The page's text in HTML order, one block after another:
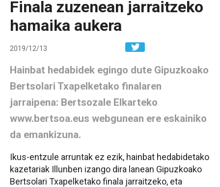
Finala zuzenean jarraitzeko
hamaika aukera
2019/12/13
Hainbat hedabidek egingo dute Gipuzkoako
Bertsolari Txapelketako finalaren
jarraipena: Bertsozale Elkarteko
www.bertsoa.eus webgunean ere eskainiko
da emankizuna.
Ikus-entzule arruntak ez ezik, hainbat hedabidetako
kazetariak Illunben izango dira lanean Gipuzkoako
Bertsolari Txapelketako finala jarraitzeko, eta